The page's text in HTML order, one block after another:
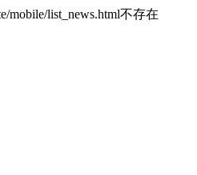
mobile/list_news.html不存在